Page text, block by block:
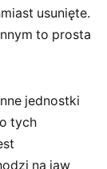
usunięte.
to prosta
jednostki
tych
na jaw